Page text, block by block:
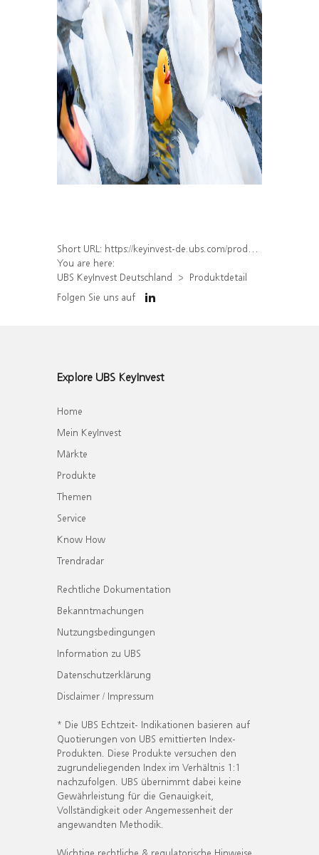
Short URL: https://keyinvest-de.ubs.com/produkt/detail/index/isin/DE000WA002R3
You are here:
UBS KeyInvest Deutschland
Produktdetail
Folgen Sie uns auf
Explore UBS KeyInvest
Home
Mein KeyInvest
Märkte
Produkte
Themen
Service
Know How
Trendradar
Rechtliche Dokumentation
Bekanntmachungen
Nutzungsbedingungen
Information zu UBS
Datenschutzerklärung
Disclaimer / Impressum
* Die UBS Echtzeit- Indikationen basieren auf
Quotierungen von UBS emittierten Index-
Produkten. Diese Produkte versuchen den
zugrundeliegenden Index im Verhältnis 1:1
nachzufolgen. UBS übernimmt dabei keine
Gewährleistung für die Genauigkeit,
Vollständigkeit oder Angemessenheit der
angewandten Methodik.